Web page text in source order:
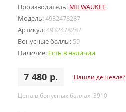
Производитель: MILWAUKEE
Модель:4932478287
Артикул:4932478287
Бонусные баллы: 59
Наличие: Есть в наличии
7 480 р. Нашли дешевле?
Цена в бонусных баллах: 3910